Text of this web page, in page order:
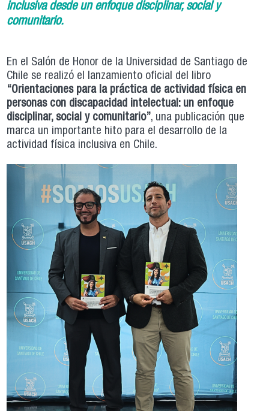
inclusiva desde un enfoque disciplinar, social y
comunitario.
En el Salón de Honor de la Universidad de Santiago de
Chile se realizó el lanzamiento oficial del libro
“Orientaciones para la práctica de actividad física en
personas con discapacidad intelectual: un enfoque
disciplinar, social y comunitario”, una publicación que
marca un importante hito para el desarrollo de la
actividad física inclusiva en Chile.